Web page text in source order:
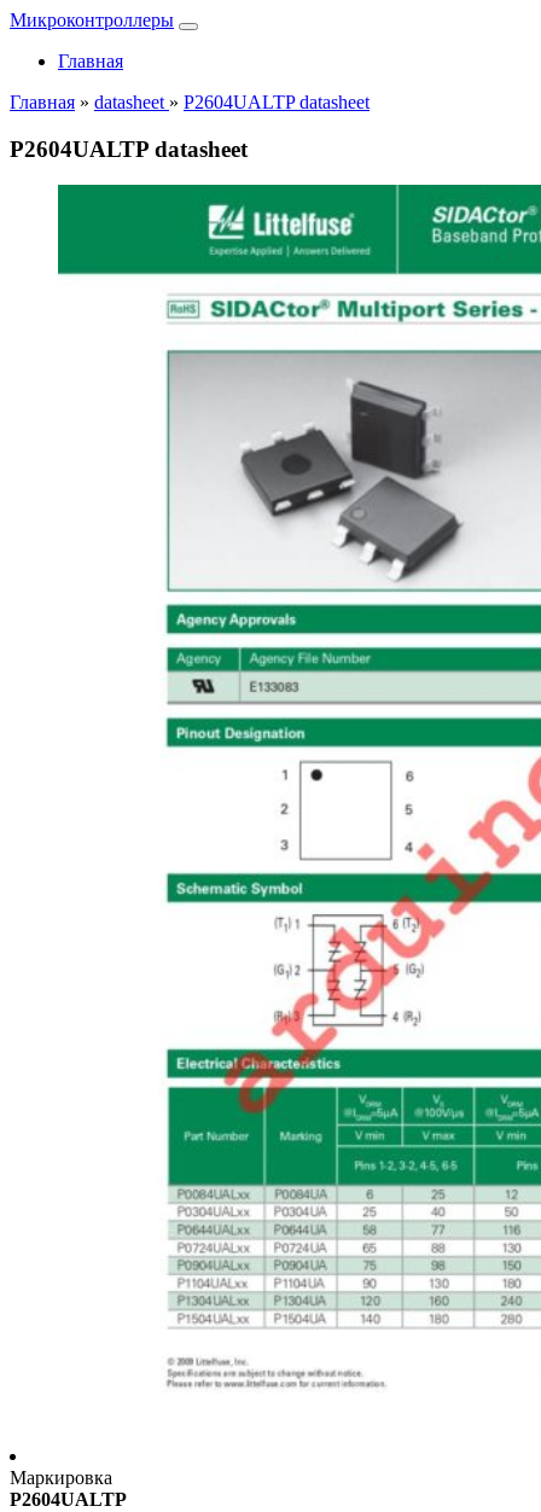
Микроконтроллеры
Главная
Главная » datasheet » P2604UALTP datasheet
P2604UALTP datasheet
Маркировка
P2604UALTP